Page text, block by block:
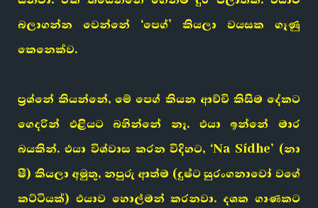
බලාගන්න වෙන්නේ ‘පෙග්’ කියලා වයසක ගෑණු
කෙනෙක්ව.
ප්‍රශ්නේ කියන්නේ, මේ පෙග් කියන ආච්චි කිසිම දේකට
ගෙදරින් එළියට බහින්නේ නෑ. එයා ඉන්නේ මාර
බයකින්. එයා විශ්වාස කරන විදිහට, ‘Na Sídhe’ (නා
ෂී) කියලා අමුතු, නපුරු ආත්ම (දුෂ්ට සුරංගනාවෝ වගේ
කට්ටියක්) එයාව හොල්මන් කරනවා. දශක ගාණකට